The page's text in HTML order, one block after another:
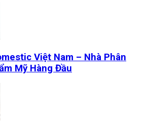
Việt Nam – Nhà Phân
Mỹ Hàng Đầu